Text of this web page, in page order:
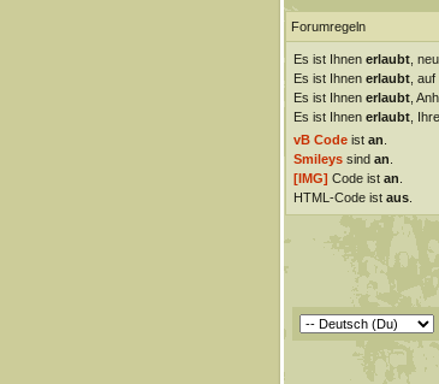
Forumregeln
Es ist Ihnen erlaubt,
Es ist Ihnen erlaubt, auf
Es ist Ihnen erlaubt,
Es ist Ihnen erlaubt,
vB Codeist an
Smileyssind an
[IMG] Code ist an
HTML-Code ist aus.